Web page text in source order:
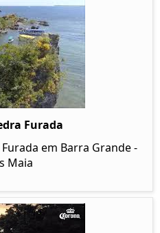
Furada
em Barra Grande -
Maia